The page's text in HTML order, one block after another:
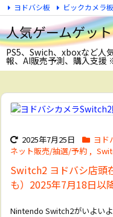
人気ゲームゲッ
PS5、Swich、xboxなど人
報、AI販売予測、購入支援
ヨドバシ板 ビックカメラ板
2025年7月25日 ヨド
ネット販売/抽選/予約 ,
Switch2 ヨドバシ店頭
も）2025年7月18日以
Nintendo Switch2がいよい